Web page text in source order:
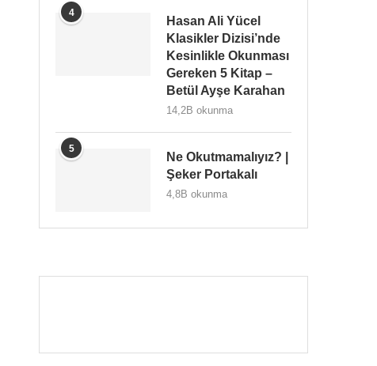
4
Hasan Ali Yücel
Klasikler Dizisi’nde
Kesinlikle Okunması
Gereken 5 Kitap –
Betül Ayşe Karahan
14,2B okunma
5
Ne Okutmamalıyız? |
Şeker Portakalı
4,8B okunma